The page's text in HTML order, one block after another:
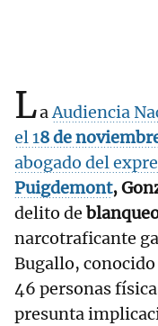
LaAudiencia
el 18 de
abogado del
Puigdemont,
delito de
narcotraficante
Bugallo,
46 personas
presunta